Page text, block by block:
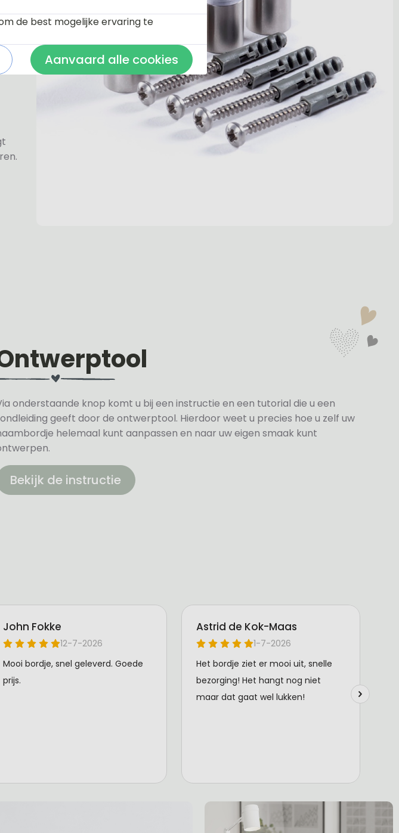
onderstaande knop komt u bij een instructie en een tutorial die u een
geeft door de ontwerptool. Hierdoor weet u precies hoe u zelf uw
helemaal kunt aanpassen en naar uw eigen smaak kunt
Bekijk de instructie
de best mogelijke ervaring te
Aanvaard alle cookies